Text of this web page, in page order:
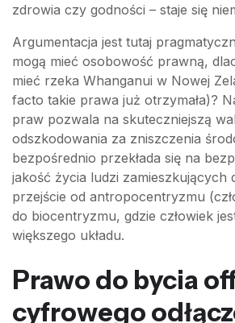
zdrowia czy godności – staje się
Argumentacja jest tutaj
mogą mieć osobowość prawną,
mieć rzeka Whanganui w Nowej
facto takie prawa już otrzymała)?
praw pozwala na skuteczniejszą
odszkodowania za zniszczenia
bezpośrednio przekłada się na
jakość życia ludzi zamieszkujących
przejście od antropocentryzmu
do biocentryzmu, gdzie człowiek
większego układu.
Prawo do bycia
cyfrowego